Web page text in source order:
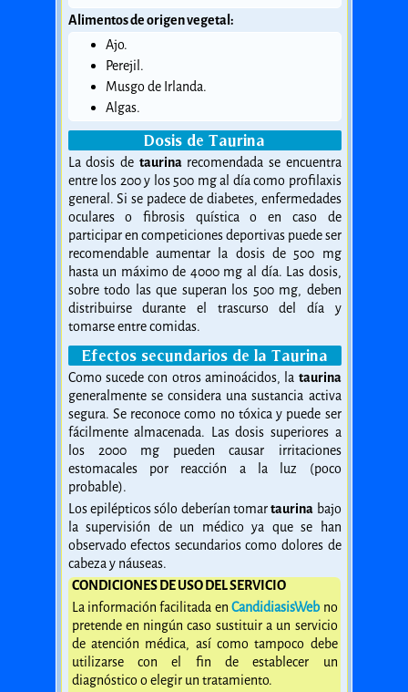
Alimentos de origen vegetal:
Ajo.
Perejil.
Musgo de Irlanda.
Algas.
Dosis de Taurina
La dosis de taurinarecomendada se encuentra
entre los 200 y los 500 mg al día como profilaxis
general. Si se padece de diabetes, enfermedades
oculares o fibrosis quística o en caso de
participar en competiciones deportivas puede ser
recomendable aumentar la dosis de 500 mg
hasta un máximo de 4000 mg al día. Las dosis,
sobre todo las que superan los 500 mg, deben
distribuirse durante el trascurso del día y
tomarse entre comidas.
Efectos secundarios de la Taurina
Como sucede con otros aminoácidos, la taurina
generalmente se considera una sustancia activa
segura. Se reconoce como no tóxica y puede ser
fácilmente almacenada. Las dosis superiores a
los 2000 mg pueden causar irritaciones
estomacales por reacción a la luz (poco
probable).
Los epilépticos sólo deberían tomartaurina bajo
la supervisión de un médico ya que se han
observado efectos secundarios como dolores de
cabeza y náuseas.
CONDICIONES DE USO DEL SERVICIO
La información facilitada enCandidiasisWebno
pretende en ningún caso sustituir a un servicio
de atención médica, así como tampoco debe
utilizarse con el fin de establecer un
diagnóstico o elegir un tratamiento.